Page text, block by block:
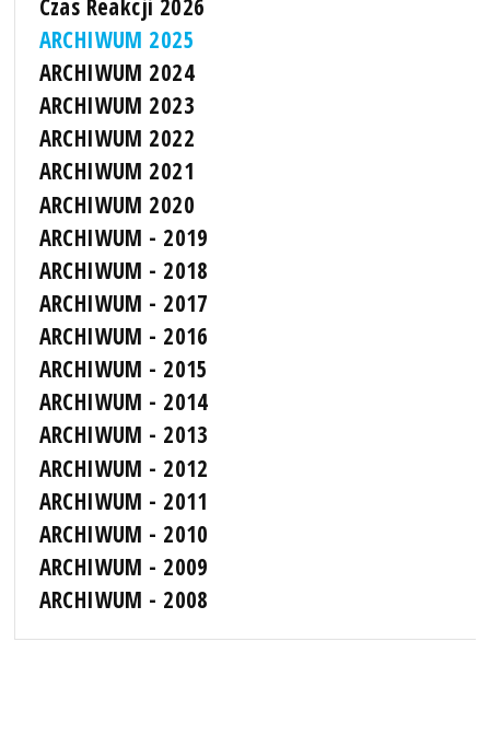
Czas Reakcji 2026
ARCHIWUM 2025
ARCHIWUM 2024
ARCHIWUM 2023
ARCHIWUM 2022
ARCHIWUM 2021
ARCHIWUM 2020
ARCHIWUM - 2019
ARCHIWUM - 2018
ARCHIWUM - 2017
ARCHIWUM - 2016
ARCHIWUM - 2015
ARCHIWUM - 2014
ARCHIWUM - 2013
ARCHIWUM - 2012
ARCHIWUM - 2011
ARCHIWUM - 2010
ARCHIWUM - 2009
ARCHIWUM - 2008